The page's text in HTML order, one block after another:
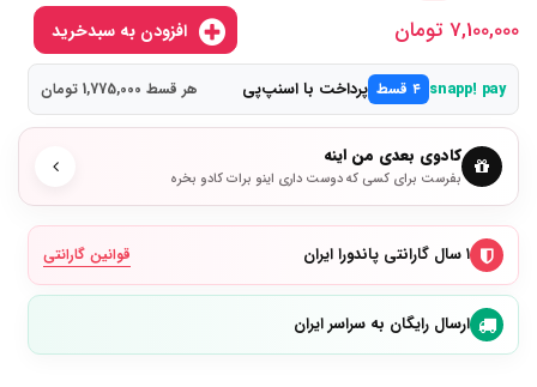
7,100,000 تومان
snapp! pay ۴ قسط پرداخت با اسنپ‌پی هر قسط 1,775,000 تومان
کادوی بعدی من اینه
بفرست برای کسی که دوست داری اینو برات کادو بخره
۱ سال گارانتی پاندورا ایران قوانین گارانتی
ارسال رایگان به سراسر ایران